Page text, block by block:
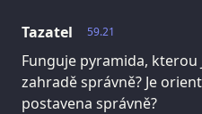
59.21
Tazatel
Funguje pyramida, kterou
zahradě správně? Je
postavena správně?